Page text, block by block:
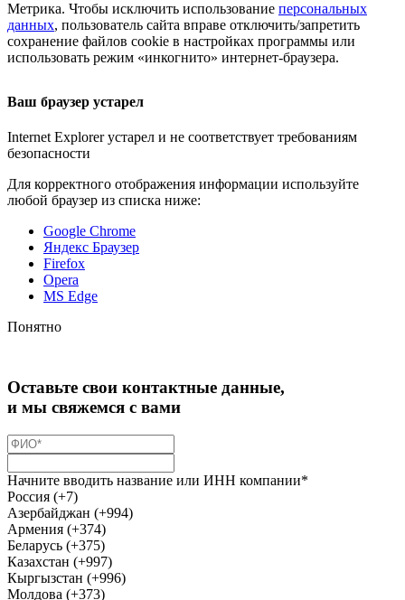
Метрика. Чтобы исключить использование персональных
данных, пользователь сайта вправе отключить/запретить
сохранение файлов cookie в настройках программы или
использовать режим «инкогнито» интернет-браузера.
Ваш браузер устарел
Internet Explorer устарел и не соответствует требованиям
безопасности
Для корректного отображения информации используйте
любой браузер из списка ниже:
Google Chrome
Яндекс Браузер
Firefox
Opera
MS Edge
Понятно
Оставьте свои контактные данные,
и мы свяжемся с вами
Начните вводить название или ИНН компании*
Россия (+7)
Азербайджан (+994)
Армения (+374)
Беларусь (+375)
Казахстан (+997)
Кыргызстан (+996)
Молдова (+373)